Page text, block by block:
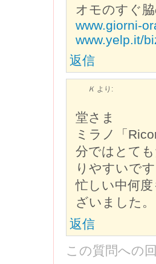
オモのすぐ
www.giorni-
www.yelp.it/
返信
Ｋ より:
堂さま
ミラノ「
分ではとて
りやすいで
忙しい中何
ざいました。
返信
この質問への